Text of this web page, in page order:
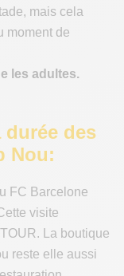
mais cela
moment de
les adultes.
des
Nou:
FC Barcelone
visite
La boutique
reste elle aussi